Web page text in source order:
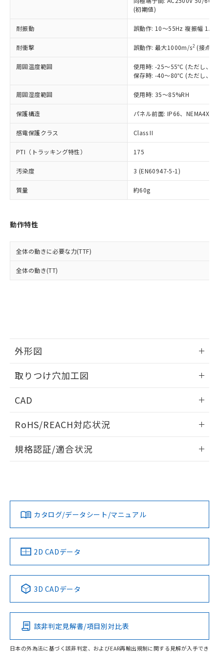
(初期値)
耐振動 誤動作: 10～55Hz 複振幅
耐衝撃 誤動作: 最大1000m/s2 (接点
周囲温度範囲
使用時: -25～55℃ (ただし、氷
保存時: -40～80℃ (ただし、氷
周囲湿度範囲 使用時: 35～85%RH
保護構造 パネル前面: IP66、NEMA4X,
感電保護クラス Class II
PTI（トラッキング特性） 175
汚染度 3 (EN60947-5-1)
質量 約60g
動作特性
全体の動きに必要な力(TTF)
全体の動き(TT)
外形図
取りつけ穴加工図
CAD
ドすることができます。
ログイン/会員登録
ダウンロードデータをご利用いただく前に、以下を必ずお読
みください。
ソフトウェアの使用条件
RoHS/REACH対応状況
EU RoHS 注意事項・凡例
対応済み
中国 RoHS 注意事項・凡例
Pb Hg Cd Cr(VI)
O
規格認証/適合状況
カタログ/データシート/マニュアル
2D CADデータ
3D CADデータ
該非判定見解書/項目別対比表
日本の外為法に基づく該非判定、およびEAR再輸出規制に関する見解が入手でき
在庫状況および標準価格照会結果は、
記載している更新日時点での社内デー
タに基づき作成されるものであり、閲
覧された時点での実際の在庫および標
準価格とは異なる場合があることをご
正式な納期状況および標準価格はお客
様のお取引先、またはお客様担当のオ
ムロン制御機器販売店・当社販売員に
オムロン制御機器販売店や当社販売拠
販売ネットワーク
」をご確認
在庫状況および標準価格結果を当社の
事前の承諾なく第三者に漏洩または開
示しないようお願いします。
マイパーツ機能（部品リスト作成サー
ビス）をご利用いただくには、I-Web
メンバーズにご登録されている必要が
あります。
品・サービスに関するお客様との取
引・商談に必要な範囲で利用すること
※当社の共同利用者とは、
の共同利用に関して"
の「1.共同利
鉛(Pb) 1000ppm以下、 水銀(Hg) 1000ppm以下、 カド
類(PBB) 1000ppm以下、ポリ臭化ジフェニルエーテル類
(PBDE) 1000ppm以下、フタル酸ビス(2-エチルヘキシ
ル) (DEHP)(別名：DOP) 1000ppm以下、フタル酸ブチ
ルベンジル（BBP） 1000ppm以下、フタル酸ジブチル
（DBP） 1000ppm以下、フタル酸ジイソブチル
但し、RoHS指令で産業用監視および制御機器に対する
図的な使用がないことを確認しています。
部品在庫の切り替え状況などにより、予定
月が前後することがあります。
とができます。
EU RoHS指令（10物質）の非含有証明書
51物質の非含有証明書（当社基準）
荷製品に未対応品が混在することから備考
欄に対応日を記載しておりました。
既に当社にて対応品への在庫切替を完了
していることから、特段のことがない限
り、2022年1月12日より割愛しておりま
*中国RoHS10物質の基準値 (GB/T26572)：
Pb(鉛) :1000ppm、 Hg(水銀) : 1000ppm、 Cd(カドミウ
Cr(Ⅵ)(六価クロム) : 1000ppm、 PBBs(ポリ臭化ビフェ
ニル類) : 1000ppm、 PBDEs(ポリ臭化ジフェニルエーテ
ル類) : 1000ppm、
DBP(フタル酸ジブチル) : 1000ppm、 DIBP(フタル酸ジ
イソブチル) : 1000ppm、 BBP(フタル酸ブチルベンジ
DEHP(フタル酸ビス(2-エチルヘキシル)) : 1000ppm
「ｅ」：有害物質（10物質）のすべてが基
準値以下であることを示します。
「10」：通常の使用状況下において有害物
質が外部に漏えいし、環境に深刻な影響を
及ぼさない年数を意味します。
「－」：未確認です。当社販売部門へお問
（以下｢規制貨物等」という）を輸出
または国外への提供する場合は、日本
国政府の輸出許可(または役務取引許
可)を取得するなどの必要な手続きを
当社は規制貨物を破棄する場合は、完
全に破砕するなど、違法に輸出されな
いよう必要な手段を講じます。
当社は貴社製品を、核兵器、ミサイ
ル、化学兵器、生物兵器またはその他
武器並びにこれらの製造装置等に一切
当社は、貴社製品を第三者に販売する
場合は、上記1、2および3の内容を当
該第三者に通知します。また当社は、
販売先および販売に係わる関係者が違
法に輸出するおそれがある場合は、取
り引きをいたしません。
合意する
一定数以上の在庫あり
一定数には満たないが在庫あり
在庫なし(最新の在庫状況につ
いては、お客様のお取引先、ま
たはお客様担当のオムロン制御
機器販売店・当社販売員にご確
認ください)
受注生産機種、また在庫状況の
情報を公開していない機種